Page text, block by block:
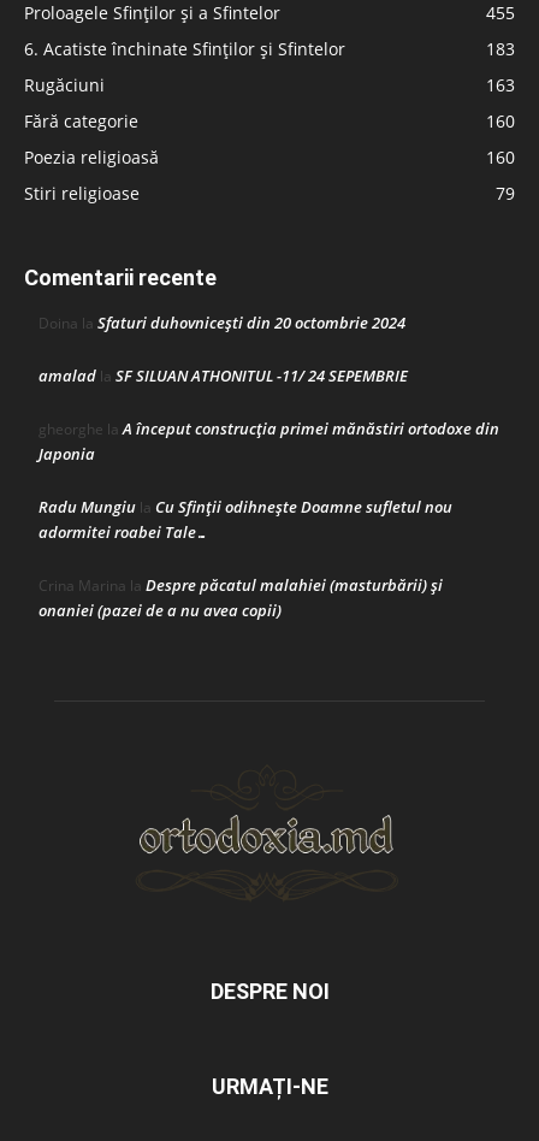
Proloagele Sfinților și a Sfintelor
455
6. Acatiste închinate Sfinților și Sfintelor
183
Rugăciuni
163
Fără categorie
160
Poezia religioasă
160
Stiri religioase
79
Comentarii recente
Doina la Sfaturi duhovnicești din 20 octombrie 2024
amalad la SF SILUAN ATHONITUL -11/ 24 SEPEMBRIE
gheorghe laA început construcţia primei mănăstiri ortodoxe din
Japonia
Radu Mungiu la Cu Sfinții odihnește Doamne sufletul nou
adormitei roabei Tale…
Crina Marina la Despre păcatul malahiei (masturbării) şi
onaniei (pazei de a nu avea copii)
DESPRE NOI
URMAȚI-NE